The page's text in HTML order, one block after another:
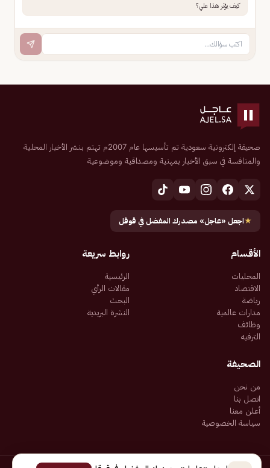
كيف يؤثر هذا علي؟
صحيفة إلكترونية سعودية تم تأسيسها عام 2007م تهتم بنشر الأخبار المحلية
والمنافسة في سبق الأخبار بمهنية ومصداقية وموضوعية
★اجعل «عاجل» مصدرك المفضل في قوقل
الأقسام
المحليات
الاقتصاد
رياضة
مدارات عالمية
وظائف
الترفيه
روابط سريعة
الرئيسية
مقالات الرأي
البحث
النشرة البريدية
الصحيفة
من نحن
اتصل بنا
أعلن معنا
سياسة الخصوصية